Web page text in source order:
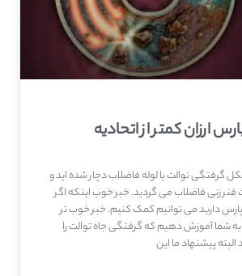
ارزان کمتر از اتحادیه
گرفتگی توالت یا لوله فاضلاب دچار شده اید و
فنر زنی فاضلاب می گردید. خبر خوب اینکه اگر
دارید می توانیم کمک کنیم. خبر خوب تر
به شما آموزش دهیم که گرفتگی جاه توالت را
پیشنهاد ما این